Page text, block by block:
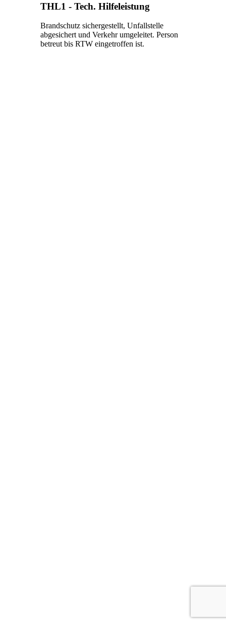
THL1 - Tech. Hilfeleistung
Brandschutz sichergestellt, Unfallstelle
abgesichert und Verkehr umgeleitet. Person
betreut bis RTW eingetroffen ist.